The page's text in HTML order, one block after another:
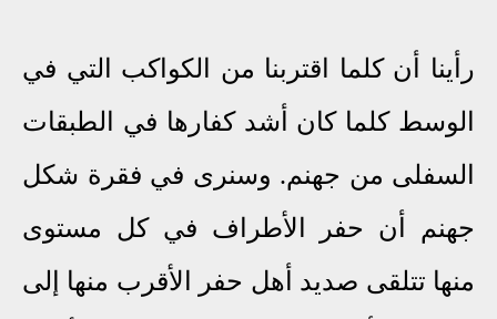
رأينا أن كلما اقتربنا من الكواكب التي في
الوسط كلما كان أشد كفارها في الطبقات
السفلى من جهنم. وسنرى في فقرة شكل
جهنم أن حفر الأطراف في كل مستوى
منها تتلقى صديد أهل حفر الأقرب منها إلى